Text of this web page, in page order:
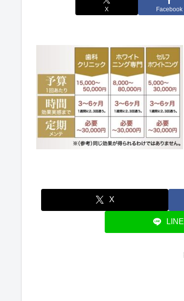
X Facebook
X
LINE